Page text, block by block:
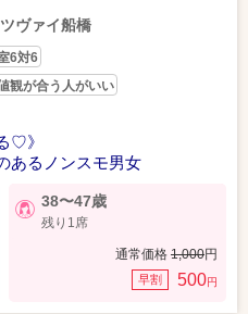
ツヴァイ船橋
6対6
観が合う人がいい
♡》
あるノンスモ男女
38〜47歳
残り1席
通常価格 1,000円
早割 500円